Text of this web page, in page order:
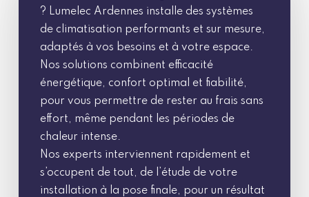
? Lumelec Ardennes installe des systèmes
de climatisation performants et sur mesure,
adaptés à vos besoins et à votre espace.
Nos solutions combinent efficacité
énergétique, confort optimal et fiabilité,
pour vous permettre de rester au frais sans
effort, même pendant les périodes de
chaleur intense.
Nos experts interviennent rapidement et
s’occupent de tout, de l’étude de votre
installation à la pose finale, pour un résultat